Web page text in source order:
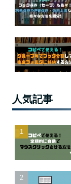
人気記事